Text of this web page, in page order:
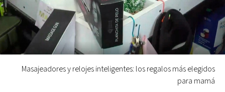
Masajeadores y relojes inteligentes: los regalos más elegidos
para mamá